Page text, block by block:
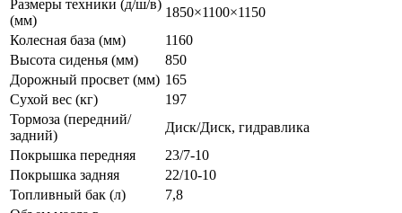
Размеры техники (д/ш/в)
(мм)
1850×1100×1150
Колесная база (мм)
1160
Высота сиденья (мм)
850
Дорожный просвет (мм) 165
Сухой вес (кг)
197
Тормоза (передний/
задний)
Диск/Диск, гидравлика
Покрышка передняя
23/7-10
Покрышка задняя
22/10-10
Топливный бак (л)
7,8